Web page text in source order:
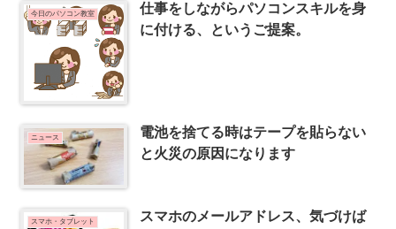
今日のパソコン教室
仕事をしながらパソコンスキルを身
に付ける、というご提案。
ニュース
電池を捨てる時はテープを貼らない
と火災の原因になります
スマホ・タブレット
スマホのメールアドレス、気づけば